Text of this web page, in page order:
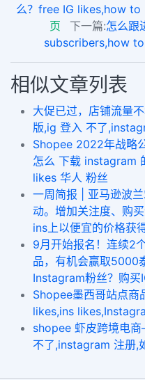
么？free IG likes,how
页
下一篇:怎么跟
subscribers,how
相似文章列表
大促已过，店铺流量
版,ig 登入 不了
Shopee 2022年战略
怎么 下载 instagram
likes 华人 粉丝
一周简报 | 亚马逊波
动。增加关注度、购
ins上以便宜的价格获得
9月开始报名！连续2
品，有机会赢取5000
Instagram粉丝？购买
Shopee墨西哥站点商
likes,ins
shopee 虾皮跨境电
不了,instagram 注册